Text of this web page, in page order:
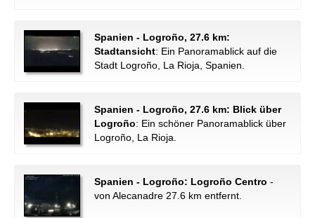
Spanien - Logroño, 27.6 km:
Stadtansicht: Ein Panoramablick auf die
Stadt Logroño, La Rioja, Spanien.
Spanien - Logroño, 27.6 km: Blick über
Logroño: Ein schöner Panoramablick über
Logroño, La Rioja.
Spanien - Logroño: Logroño Centro -
von Alecanadre 27.6 km entfernt.